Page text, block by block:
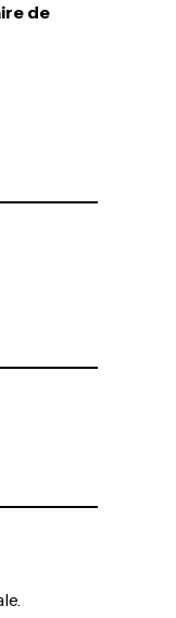
de